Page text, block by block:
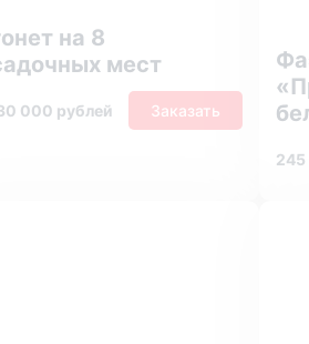
на 8
мест
000 рублей Заказать
245